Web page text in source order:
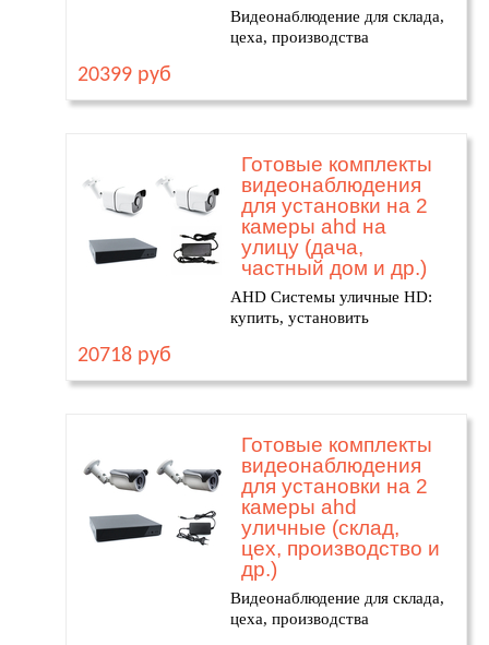
Видеонаблюдение для склада,
цеха, производства
20399 руб
Готовые комплекты
видеонаблюдения
для установки на 2
камеры ahd на
улицу (дача,
частный дом и др.)
AHD Системы уличные HD:
купить, установить
20718 руб
Готовые комплекты
видеонаблюдения
для установки на 2
камеры ahd
уличные (склад,
цех, производство и
др.)
Видеонаблюдение для склада,
цеха, производства